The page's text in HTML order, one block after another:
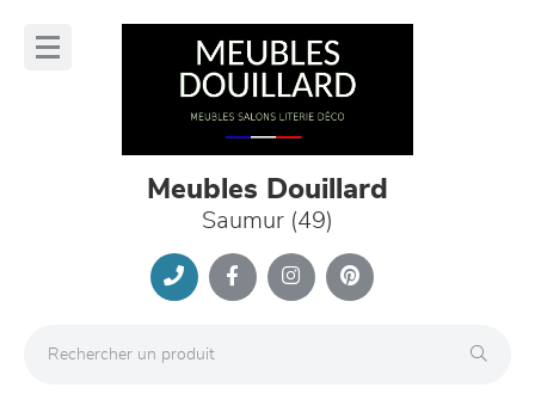
Meubles Douillard
Saumur (49)